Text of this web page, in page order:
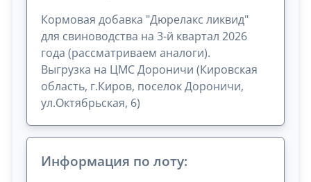
Кормовая добавка "Дюрелакс ликвид"
для свиноводства на 3-й квартал 2026
года (рассматриваем аналоги).
Выгрузка на ЦМС Дороничи (Кировская
область, г.Киров, поселок Дороничи,
ул.Октябрьская, 6)
Информация по лоту: